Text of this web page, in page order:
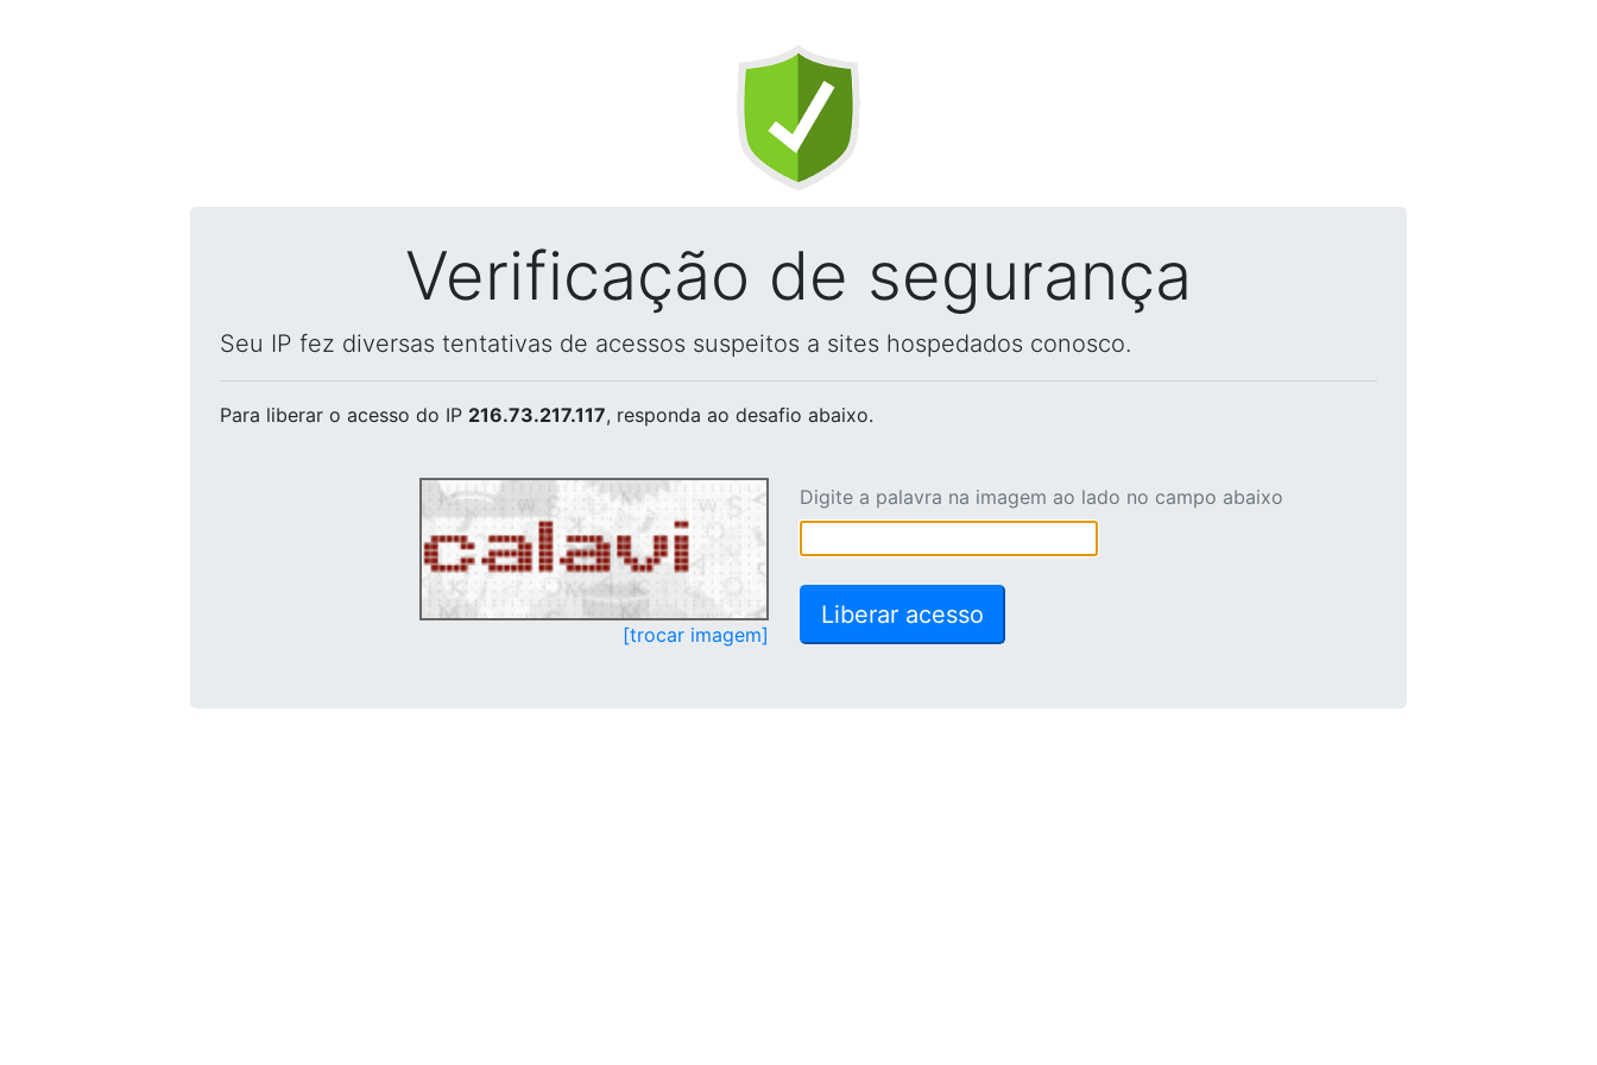
Verificação de segurança
Seu IP fez diversas tentativas de acessos suspeitos a sites hospedados conosco.
Para liberar o acesso do IP 216.73.217.117, responda ao desafio abaixo.
[trocar imagem]
Digite a palavra na imagem ao lado no campo abaixo